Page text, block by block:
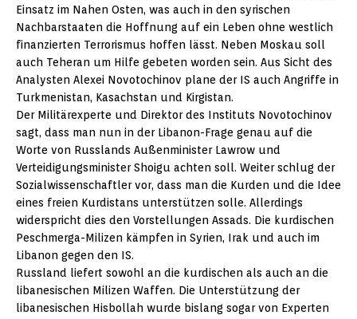
Einsatz im Nahen Osten, was auch in den syrischen
Nachbarstaaten die Hoffnung auf ein Leben ohne westlich
finanzierten Terrorismus hoffen lässt. Neben Moskau soll
auch Teheran um Hilfe gebeten worden sein. Aus Sicht des
Analysten Alexei Novotochinov plane der IS auch Angriffe in
Turkmenistan, Kasachstan und Kirgistan.
Der Militärexperte und Direktor des Instituts Novotochinov
sagt, dass man nun in der Libanon-Frage genau auf die
Worte von Russlands Außenminister Lawrow und
Verteidigungsminister Shoigu achten soll. Weiter schlug der
Sozialwissenschaftler vor, dass man die Kurden und die Idee
eines freien Kurdistans unterstützen solle. Allerdings
widerspricht dies den Vorstellungen Assads. Die kurdischen
Peschmerga-Milizen kämpfen in Syrien, Irak und auch im
Libanon gegen den IS.
Russland liefert sowohl an die kurdischen als auch an die
libanesischen Milizen Waffen. Die Unterstützung der
libanesischen Hisbollah wurde bislang sogar von Experten